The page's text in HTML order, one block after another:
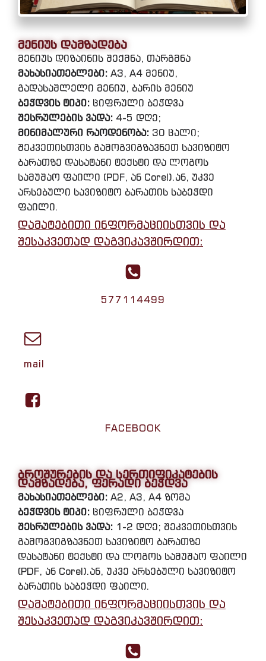
მენიუს დამზადება
მენიუს დიზაინის შექმნა, თარგმნა
მახასიათებლები: A3, A4 მენიუ,
გადასაშლელი მენიუ, ბარის მენიუ
ბეჭდვის ტიპი: ციფრული ბეჭდვა
შესრულების ვადა: 4-5 დღე;
მინიმალური რაოდენობა: 30 ცალი;
შეკვეთისთვის გამოგვიგზავნეთ სავიზიტო
ბარათზე დასატანი ტექსტი და ლოგოს
სამუშაო ფაილი (PDF, ან Corel).ან, უკვე
არსებული სავიზიტო ბარათის საბეჭდი
ფაილი.
დამატებითი ინფორმაციისთვის და
შესაკვეთად დაგვიკავშირდით:
577114499
mail
FACEBOOK
ბროშურების და სერთიფიკატების
დამზადება, ფერადი ბეჭდვა
მახასიათებლები: A2, A3, A4 ზომა
ბეჭდვის ტიპი: ციფრული ბეჭდვა
შესრულების ვადა: 1-2 დღე; შეკვეთისთვის
გამოგვიგზავნეთ სავიზიტო ბარათზე
დასატანი ტექსტი და ლოგოს სამუშაო ფაილი
(PDF, ან Corel).ან, უკვე არსებული სავიზიტო
ბარათის საბეჭდი ფაილი.
დამატებითი ინფორმაციისთვის და
შესაკვეთად დაგვიკავშირდით: